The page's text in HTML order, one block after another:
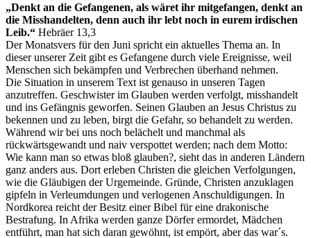
„Denkt an die Gefangenen, als wäret ihr mitgefangen, denkt an
die Misshandelten, denn auch ihr lebt noch in eurem irdischen
Leib.“ Hebräer 13,3
Der Monatsvers für den Juni spricht ein aktuelles Thema an. In
dieser unserer Zeit gibt es Gefangene durch viele Ereignisse, weil
Menschen sich bekämpfen und Verbrechen überhand nehmen.
Die Situation in unserem Text ist genauso in unseren Tagen
anzutreffen. Geschwister im Glauben werden verfolgt, misshandelt
und ins Gefängnis geworfen. Seinen Glauben an Jesus Christus zu
bekennen und zu leben, birgt die Gefahr, so behandelt zu werden.
Während wir bei uns noch belächelt und manchmal als
rückwärtsgewandt und naiv verspottet werden; nach dem Motto:
Wie kann man so etwas bloß glauben?, sieht das in anderen Ländern
ganz anders aus. Dort erleben Christen die gleichen Verfolgungen,
wie die Gläubigen der Urgemeinde. Gründe, Christen anzuklagen
gipfeln in Verleumdungen und verlogenen Anschuldigungen. In
Nordkorea reicht der Besitz einer Bibel für eine drakonische
Bestrafung. In Afrika werden ganze Dörfer ermordet, Mädchen
entführt, man hat sich daran gewöhnt, ist empört, aber das war´s.